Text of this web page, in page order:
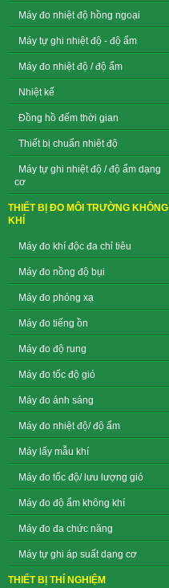
Máy đo nhiệt độ hồng ngoại
Máy tự ghi nhiệt độ - độ ẩm
Máy đo nhiệt độ / độ ẩm
Nhiệt kế
Đồng hồ đếm thời gian
Thiết bị chuẩn nhiệt độ
Máy tự ghi nhiệt độ / độ ẩm dạng
cơ
THIẾT BỊ ĐO MÔI TRƯỜNG KHÔNG
KHÍ
Máy đo khí độc đa chỉ tiêu
Máy đo nồng độ bụi
Máy đo phóng xạ
Máy đo tiếng ồn
Máy đo độ rung
Máy đo tốc độ gió
Máy đo ánh sáng
Máy đo nhiệt độ/ độ ẩm
Máy lấy mẫu khí
Máy đo tốc độ/ lưu lượng gió
Máy đo độ ẩm không khí
Máy đo đa chức năng
Máy tự ghi áp suất dạng cơ
THIẾT BỊ THÍ NGHIỆM